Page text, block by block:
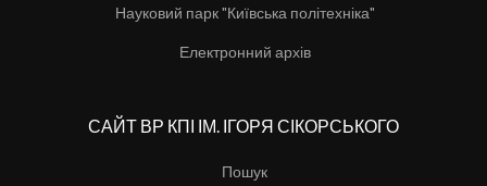
Науковий парк "Київська політехніка"
Електронний архів
САЙТ ВР КПІ ІМ. ІГОРЯ СІКОРСЬКОГО
Пошук